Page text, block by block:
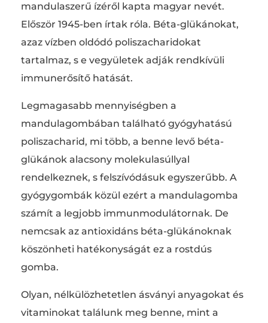
mandulaszerű ízéről kapta magyar nevét.
Először 1945-ben írtak róla. Béta-glükánokat,
azaz vízben oldódó poliszacharidokat
tartalmaz, s e vegyületek adják rendkívüli
immunerősítő hatását.
Legmagasabb mennyiségben a
mandulagombában található gyógyhatású
poliszacharid, mi több, a benne levő béta-
glükánok alacsony molekulasúllyal
rendelkeznek, s felszívódásuk egyszerűbb. A
gyógygombák közül ezért a mandulagomba
számít a legjobb immunmodulátornak. De
nemcsak az antioxidáns béta-glükánoknak
köszönheti hatékonyságát ez a rostdús
gomba.
Olyan, nélkülözhetetlen ásványi anyagokat és
vitaminokat találunk meg benne, mint a